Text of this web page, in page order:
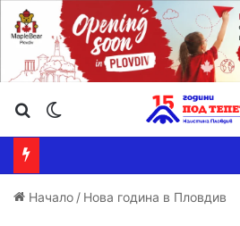
Търсене ...
Начало / Нова година в Пловдив